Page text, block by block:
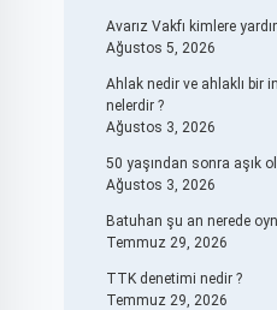
Avarız Vakfı kimlere
Ağustos 5, 2026
Ahlak nedir ve ahlaklı bir
nelerdir ?
Ağustos 3, 2026
50 yaşından sonra aşık
Ağustos 3, 2026
Batuhan şu an nerede
Temmuz 29, 2026
TTK denetimi nedir ?
Temmuz 29, 2026